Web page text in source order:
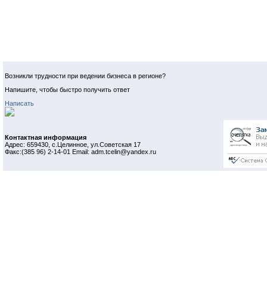
Возникли трудности при ведении бизнеса в регионе?
Напишите, чтобы быстро получить ответ
Написать
Контактная информация
Адрес: 659430, с.Целинное, ул.Советская 17
Факс:(385 96) 2-14-01 Email: adm.tcelin@yandex.ru